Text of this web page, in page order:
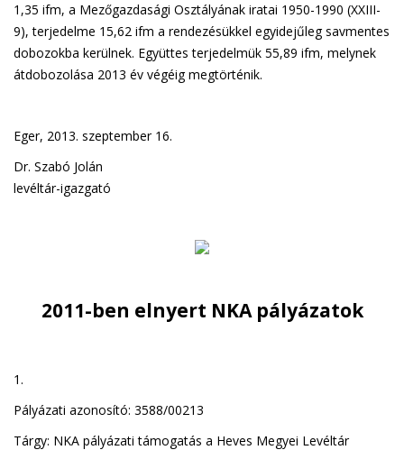
1,35 ifm, a Mezőgazdasági Osztályának iratai 1950-1990 (XXIII-
9), terjedelme 15,62 ifm a rendezésükkel egyidejűleg savmentes
dobozokba kerülnek. Együttes terjedelmük 55,89 ifm, melynek
átdobozolása 2013 év végéig megtörténik.
Eger, 2013. szeptember 16.
Dr. Szabó Jolán
levéltár-igazgató
2011-ben elnyert NKA pályázatok
1.
Pályázati azonosító: 3588/00213
Tárgy: NKA pályázati támogatás a Heves Megyei Levéltár